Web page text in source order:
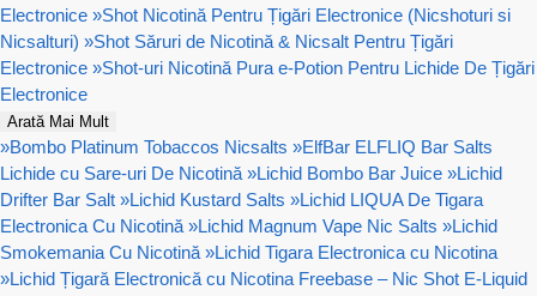
Electronice »Shot Nicotină Pentru Țigări Electronice (Nicshoturi si
Nicsalturi) »Shot Săruri de Nicotină & Nicsalt Pentru Țigări
Electronice »Shot-uri Nicotină Pura e-Potion Pentru Lichide De Țigări
Electronice
Arată Mai Mult
»Bombo Platinum Tobaccos Nicsalts »ElfBar ELFLIQ Bar Salts
Lichide cu Sare-uri De Nicotină »Lichid Bombo Bar Juice »Lichid
Drifter Bar Salt »Lichid Kustard Salts »Lichid LIQUA De Tigara
Electronica Cu Nicotină »Lichid Magnum Vape Nic Salts »Lichid
Smokemania Cu Nicotină »Lichid Tigara Electronica cu Nicotina
»Lichid Țigară Electronică cu Nicotina Freebase – Nic Shot E-Liquid